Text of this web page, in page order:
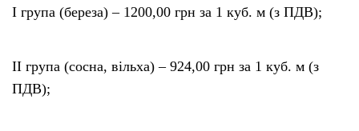
I група (береза) – 1200,00 грн за 1 куб. м (з ПДВ);
II гpyпa (сосна, вільха) – 924,00 грн за 1 куб. м (з
ПДВ);